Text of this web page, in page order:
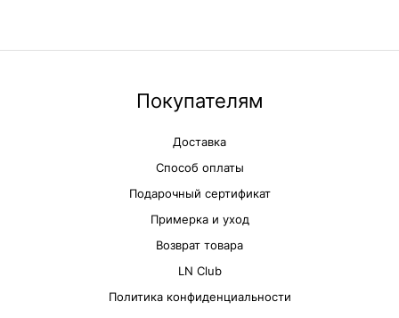
МолочныйПокупателям
Доставка
Способ оплаты
Подарочный сертификат
Примерка и уход
Возврат товара
LN Club
Политика конфиденциальности